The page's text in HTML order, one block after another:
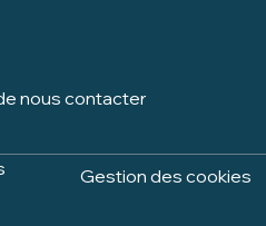
nous contacter
Gestion des cookies